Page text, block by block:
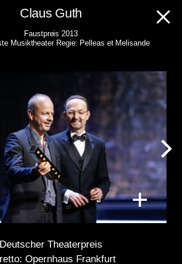
Claus Guth
Faustpreis 2013
Musiktheater Regie: Pelleas et Melisande
Deutscher Theaterpreis
Opernhaus Frankfurt